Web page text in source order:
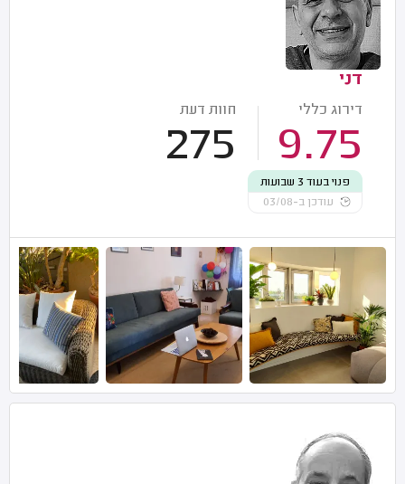
דני
דירוג כללי
9.75
חוות דעת
275
פנוי בעוד 3 שבועות
עודכן ב-03/08